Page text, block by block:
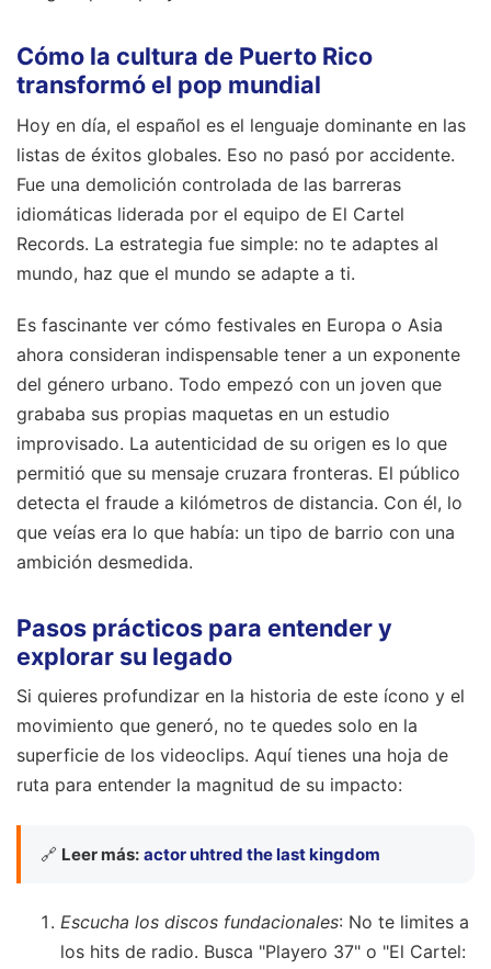
Cómo la cultura de Puerto Rico
transformó el pop mundial
Hoy en día, el español es el lenguaje dominante en las
listas de éxitos globales. Eso no pasó por accidente.
Fue una demolición controlada de las barreras
idiomáticas liderada por el equipo de El Cartel
Records. La estrategia fue simple: no te adaptes al
mundo, haz que el mundo se adapte a ti.
Es fascinante ver cómo festivales en Europa o Asia
ahora consideran indispensable tener a un exponente
del género urbano. Todo empezó con un joven que
grababa sus propias maquetas en un estudio
improvisado. La autenticidad de su origen es lo que
permitió que su mensaje cruzara fronteras. El público
detecta el fraude a kilómetros de distancia. Con él, lo
que veías era lo que había: un tipo de barrio con una
ambición desmedida.
Pasos prácticos para entender y
explorar su legado
Si quieres profundizar en la historia de este ícono y el
movimiento que generó, no te quedes solo en la
superficie de los videoclips. Aquí tienes una hoja de
ruta para entender la magnitud de su impacto:
🔗 Leer más: actor uhtred the last kingdom
Escucha los discos fundacionales: No te limites a
los hits de radio. Busca "Playero 37" o "El Cartel: